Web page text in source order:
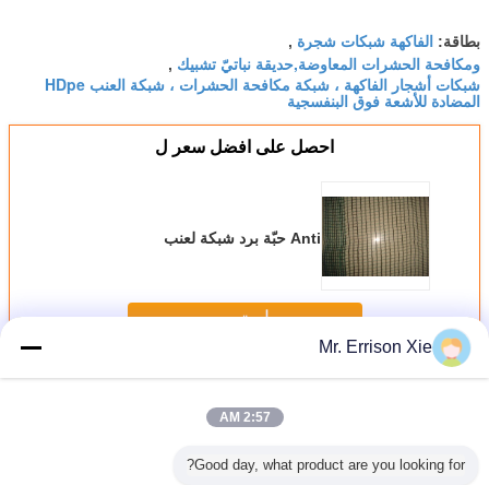
بطاقة: الفاكهة شبكات شجرة ,
ومكافحة الحشرات المعاوضة,حديقة نباتيّ تشبيك ,
شبكات أشجار الفاكهة ، شبكة مكافحة الحشرات ، شبكة العنب HDpe
المضادة للأشعة فوق البنفسجية
احصل على افضل سعر ل
Anti حبّة برد شبكة لعنب
استمر
أكثرAnti حبّة برد شبكة
Mr. Errison Xie
2:57 AM
Good day, what product are you looking for?